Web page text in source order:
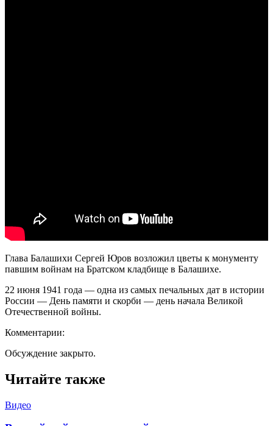
Глава Балашихи Сергей Юров возложил цветы к монументу
павшим войнам на Братском кладбище в Балашихе.
22 июня 1941 года — одна из самых печальных дат в истории
России — День памяти и скорби — день начала Великой
Отечественной войны.
Комментарии:
Обсуждение закрыто.
Читайте также
Видео